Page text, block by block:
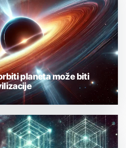
planeta može biti